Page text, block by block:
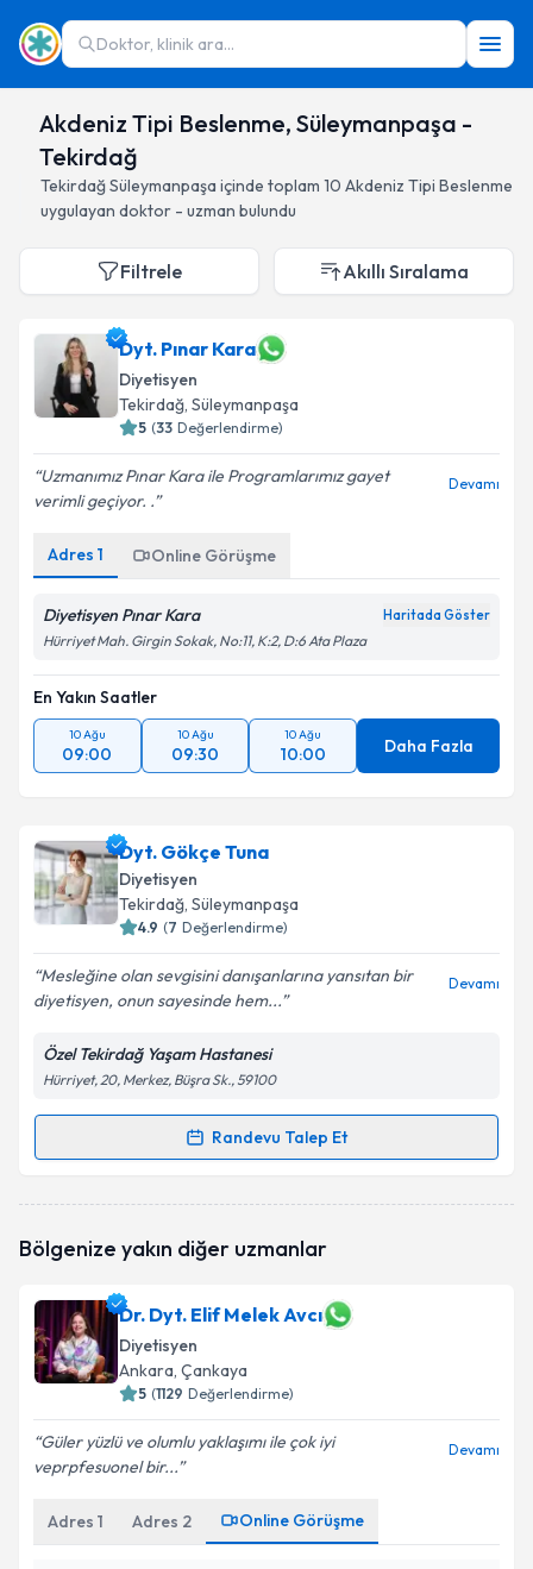
Doktor, klinik ara...
Akdeniz Tipi Beslenme, Süleymanpaşa -
Tekirdağ
TekirdağSüleymanpaşa içinde toplam 10 Akdeniz Tipi Beslenme
uygulayan doktor - uzman bulundu
Filtrele Akıllı Sıralama
Dyt. Pınar Kara
Diyetisyen
Tekirdağ, Süleymanpaşa
5 (33 Değerlendirme)
Uzmanımız Pınar Kara ile Programlarımız gayet
verimli geçiyor. .
Devamı
Adres 1 Online Görüşme
Diyetisyen Pınar Kara Haritada Göster
Hürriyet Mah. Girgin Sokak, No:11, K:2, D:6 Ata Plaza
En Yakın Saatler
10 Ağu
09:00
10 Ağu
09:30
10 Ağu
10:00 Daha Fazla
Dyt. Gökçe Tuna
Diyetisyen
Tekirdağ, Süleymanpaşa
4.9 (7 Değerlendirme)
Mesleğine olan sevgisini danışanlarına yansıtan bir
diyetisyen, onun sayesinde hem...
Devamı
Özel Tekirdağ Yaşam Hastanesi
Hürriyet, 20, Merkez, Büşra Sk., 59100
Randevu Talep Et
Randevu Takvimi Talebi
oluşturun. Size bu uzmandan randevu almanız için bir
E-posta Adresiniz
Kişisel verilerimin işlenmesine ilişkin
Aydınlatma
Metni'ni okudum ve kişisel verilerimin belirtilen
Bölgenize yakın diğer uzmanlar
Dr. Dyt. Elif Melek Avcı
Diyetisyen
Ankara, Çankaya
5 (1129 Değerlendirme)
Güler yüzlü ve olumlu yaklaşımı ile çok iyi
veprpfesuonel bir...
Devamı
Adres 1 Adres 2 Online Görüşme